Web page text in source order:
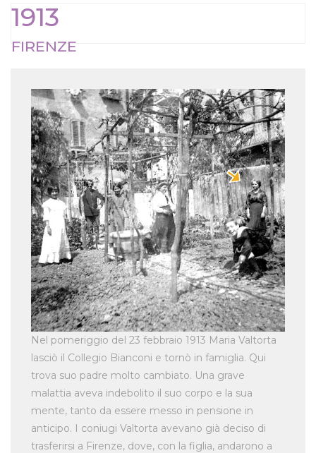
1913
FIRENZE
Nel pomeriggio del 23 febbraio 1913 Maria Valtorta
lasciò il Collegio Bianconi e tornò in famiglia. Qui
trova suo padre molto cambiato. Una grave
malattia aveva indebolito il suo corpo e la sua
mente, tanto da essere messo in pensione in
anticipo. I coniugi Valtorta avevano già deciso di
trasferirsi a Firenze, dove, con la figlia, andarono a